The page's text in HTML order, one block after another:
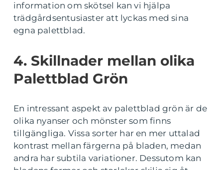
information om skötsel kan vi hjälpa
trädgårdsentusiaster att lyckas med sina
egna palettblad.
4. Skillnader mellan olika
Palettblad Grön
En intressant aspekt av palettblad grön är de
olika nyanser och mönster som finns
tillgängliga. Vissa sorter har en mer uttalad
kontrast mellan färgerna på bladen, medan
andra har subtila variationer. Dessutom kan